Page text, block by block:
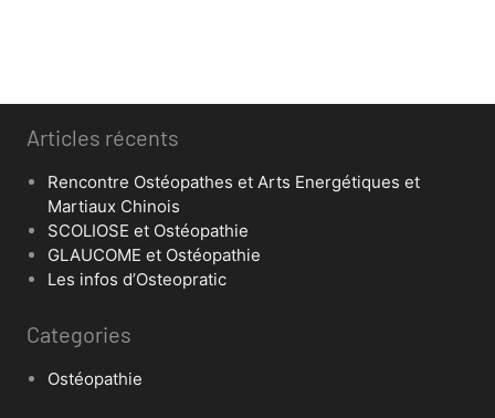
Articles récents
Rencontre Ostéopathes et Arts Energétiques et
Martiaux Chinois
SCOLIOSE et Ostéopathie
GLAUCOME et Ostéopathie
Les infos d’Osteopratic
Categories
Ostéopathie